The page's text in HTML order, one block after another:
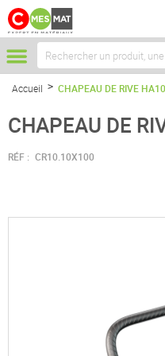
Accueil CHAPEAU DE RIVE
CHAPEAU DE
RÉF : CR10.10X100
Passer